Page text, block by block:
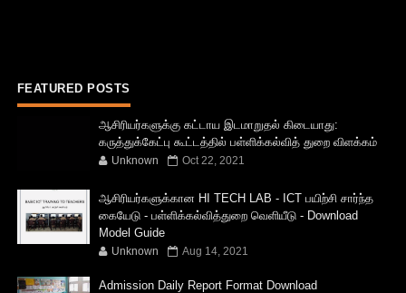
FEATURED POSTS
ஆசிரியர்களுக்கு கட்டாய இடமாறுதல் கிடையாது:
கருத்துக்கேட்பு கூட்டத்தில் பள்ளிக்கல்வித் துறை விளக்கம்
Unknown Oct 22, 2021
ஆசிரியர்களுக்கான HI TECH LAB - ICT பயிற்சி சார்ந்த
கையேடு - பள்ளிக்கல்வித்துறை வெளியீடு - Download
Model Guide
Unknown Aug 14, 2021
Admission Daily Report Format Download